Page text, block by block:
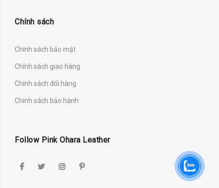
Chính sách
Chính sách bảo mật
Chính sách giao hàng
Chính sách đổi hàng
Chính sách bảo hành
Follow Pink Ohara Leather